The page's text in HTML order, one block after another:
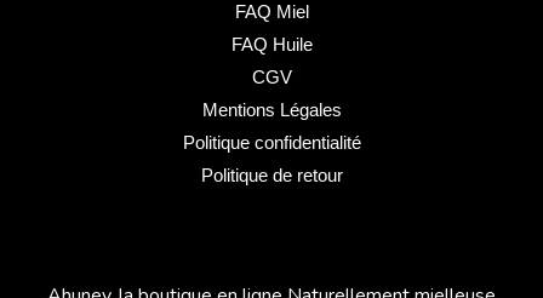
FAQ Miel
FAQ Huile
CGV
Mentions Légales
Politique confidentialité
Politique de retour